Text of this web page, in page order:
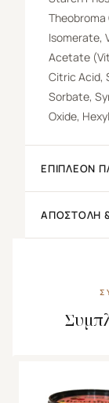
Isomerate,
Acetate
Citric Acid,
Sorbate,
Oxide,
ΕΠΙΠΛΈΟΝ
ΑΠΟΣΤΟΛΉ